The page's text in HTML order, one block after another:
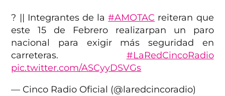
? || Integrantes de la#AMOTAC reiteran que
este 15 de Febrero realizarpan un paro
nacional para exigir más seguridad en
carreteras. #LaRedCincoRadio
pic.twitter.com/ASCyyDSVGs
— Cinco Radio Oficial (@laredcincoradio)